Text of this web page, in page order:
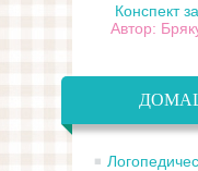
Конспект
Автор: